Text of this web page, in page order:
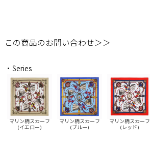
この商品のお問い合わせ＞＞
・Series
マリン柄スカーフ
(イエロー)
マリン柄スカーフ
(ブルー)
マリン柄スカーフ
(レッド)